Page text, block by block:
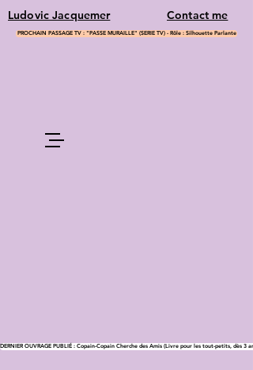
Ludovic Jacquemer Contact me
PROCHAIN PASSAGE TV : "PASSE MURAILLE" (SERIE TV) - Rôle : Silhouette Parlante
DERNIER OUVRAGE PUBLIÉ : Copain-Copain Cherche des Amis (Livre pour les tout-petits, dès 3